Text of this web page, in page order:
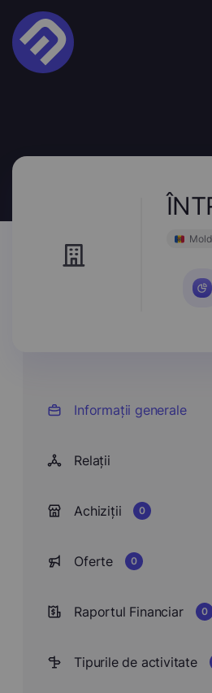
Informații generale
Relații
Achiziții 0
Oferte 0
Raportul Financiar 0
Tipurile de activitate